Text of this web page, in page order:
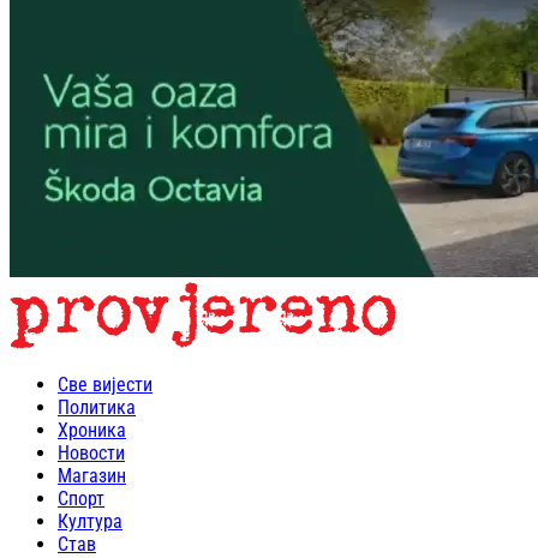
Све вијести
Политика
Хроника
Новости
Магазин
Спорт
Култура
Став